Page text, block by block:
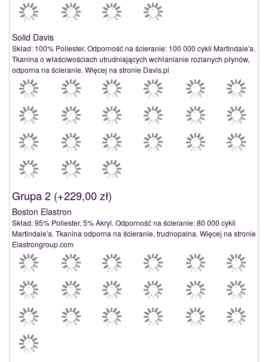
Solid Davis
Skład: 100% Poliester. Odporność na ścieranie: 100 000 cykli Martindale'a.
Tkanina o właściwościach utrudniających wchłanianie rozlanych płynów,
odporna na ścieranie. Więcej na stronie Davis.pl
Grupa 2 (+229,00 zł)
Boston Elastron
Skład: 95% Poliester, 5% Akryl. Odporność na ścieranie: 80 000 cykli
Martindale'a. Tkanina odporna na ścieranie, trudnopalna. Więcej na stronie
Elastrongroup.com